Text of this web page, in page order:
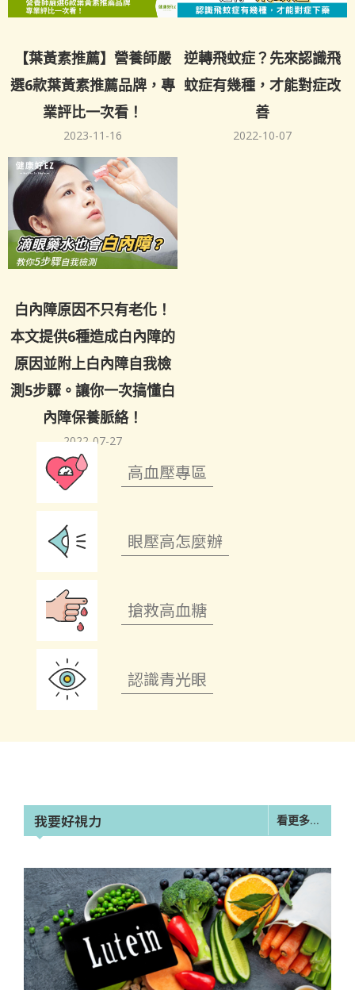
【葉黃素推薦】營養師嚴
選6款葉黃素推薦品牌，專
業評比一次看！
2023-11-16
逆轉飛蚊症？先來認識飛
蚊症有幾種，才能對症改
善
2022-10-07
白內障原因不只有老化！
本文提供6種造成白內障的
原因並附上白內障自我檢
測5步驟。讓你一次搞懂白
內障保養脈絡！
2022-07-27
高血壓專區
眼壓高怎麼辦
搶救高血糖
認識青光眼
我要好視力 看更多...